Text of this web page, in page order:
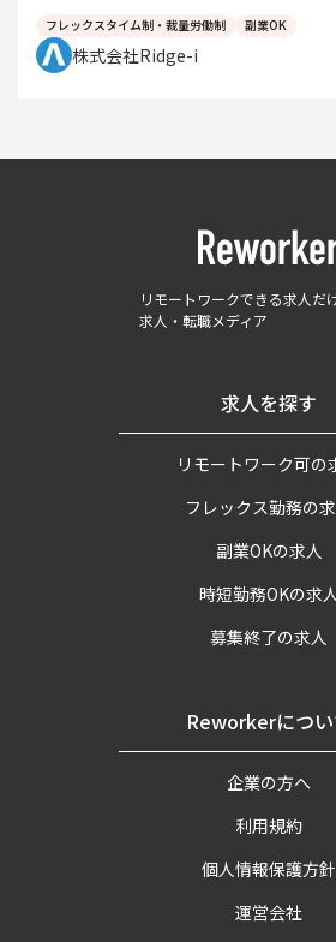
フレックスタイム制・裁量労働制 副業OK
株式会社Ridge-i
リモートワークできる求人だ
求人・転職メディア
求人を探す
リモートワーク可の
フレックス勤務の
副業OKの求人
時短勤務OKの求人
募集終了の求人
Reworkerにつ
企業の方へ
利用規約
個人情報保護方針
運営会社